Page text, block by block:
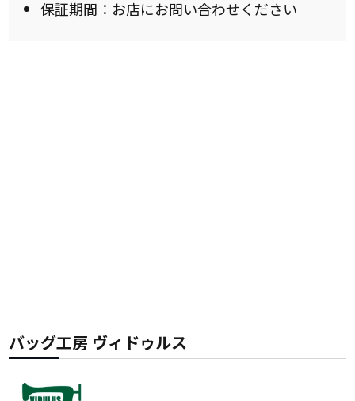
保証期間：お店にお問い合わせください
バッグ工房 ヴィドゥルス